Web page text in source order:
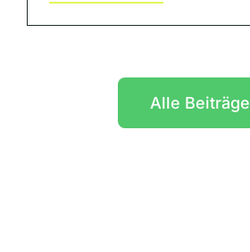
Alle Beiträge